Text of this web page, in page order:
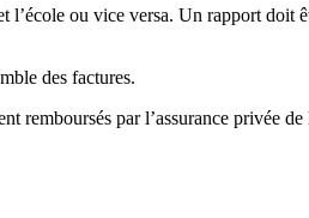
ou vice versa. Un rapport doit
des factures.
remboursés par l’assurance privée de